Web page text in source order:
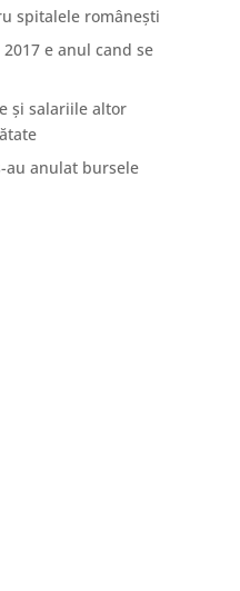
spitalele românești
e anul cand se
și salariile altor
au anulat bursele